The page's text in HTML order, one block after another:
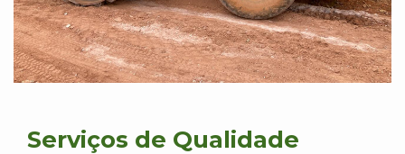
Serviços de Qualidade